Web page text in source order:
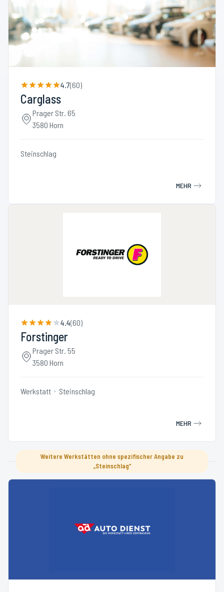
4.7(60)
Carglass
Prager Str. 65
3580 Horn
Steinschlag
MEHR
4.4(60)
Forstinger
Prager Str. 55
3580 Horn
Werkstatt Steinschlag
MEHR
Weitere Werkstätten ohne spezifischer Angabe zu
„Steinschlag“